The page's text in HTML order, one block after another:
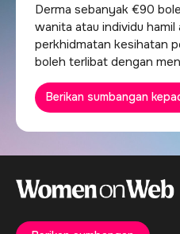
Derma sebanyak €90
wanita atau individu hamil
perkhidmatan kesihatan
boleh terlibat dengan
Berikan sumbangan